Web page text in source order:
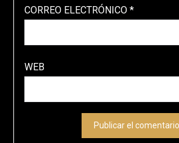
CORREO ELECTRÓNICO *
WEB